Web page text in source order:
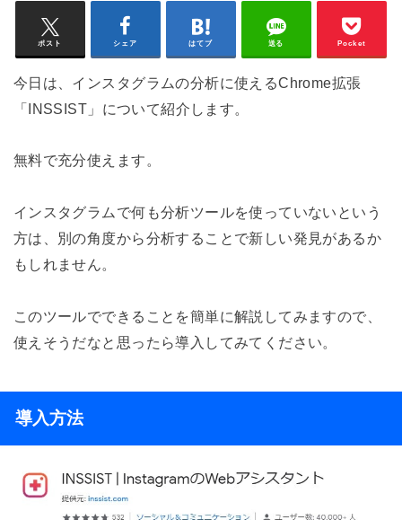
ポスト シェア はてブ 送る Pocket
今日は、インスタグラムの分析に使えるChrome拡張
「INSSIST」について紹介します。
無料で充分使えます。
インスタグラムで何も分析ツールを使っていないという
方は、別の角度から分析することで新しい発見があるか
もしれません。
このツールでできることを簡単に解説してみますので、
使えそうだなと思ったら導入してみてください。
導入方法